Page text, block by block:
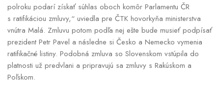
polroku podarí získať súhlas oboch komôr Parlamentu ČR
s ratifikáciou zmluvy,“ uviedla pre ČTK hovorkyňa ministerstva
vnútra Malá. Zmluvu potom podľa nej ešte bude musieť podpísať
prezident Petr Pavel a následne si Česko a Nemecko vymenia
ratifikačné listiny. Podobná zmluva so Slovenskom vstúpila do
platnosti už predvlani a pripravujú sa zmluvy s Rakúskom a
Poľskom.